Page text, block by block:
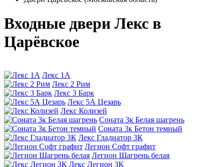
Входные двери Лекс в
Царёвское
Лекс 1А
Лекс 2 Рим
Лекс 3 Барк
Лекс 5А Цезарь
Лекс Колизей
Соната 3к Белая шагрень
Соната 3к Бетон темный
Лекс Гладиатор 3К
Легион Софт графит
Легион Шагрень белая
Лекс Легион 3К